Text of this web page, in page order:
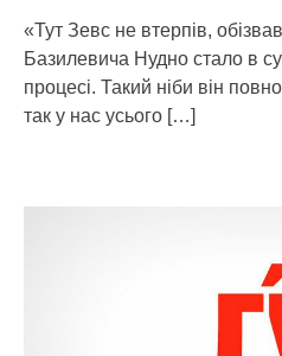
«Тут Зевс не втерпів,
Базилевича Нудно стало в
процесі. Такий ніби він
так у нас усього […]